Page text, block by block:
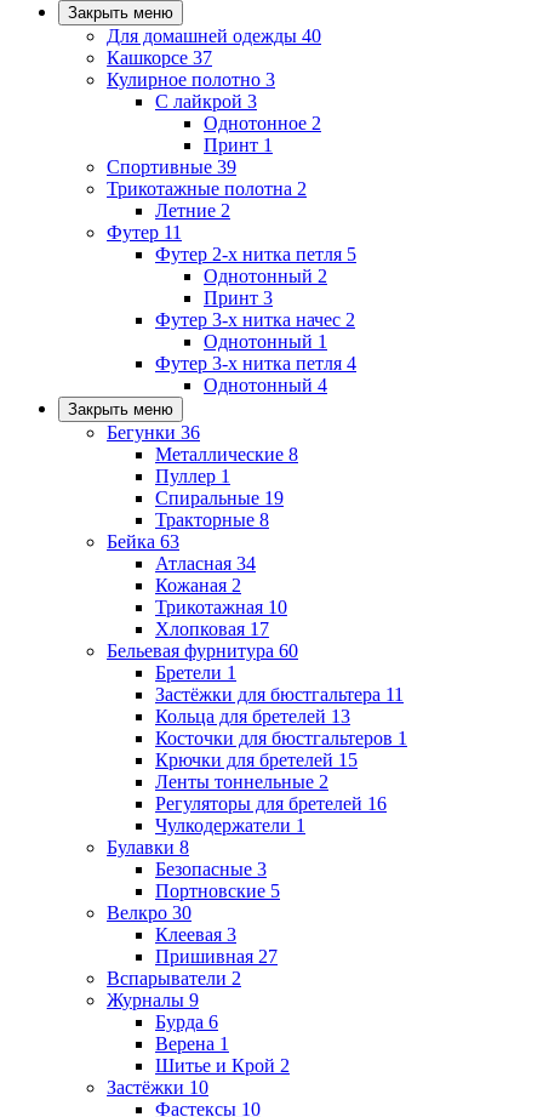
Закрыть меню
Для домашней одежды 40
Кашкорсе 37
Кулирное полотно 3
С лайкрой 3
Однотонное 2
Принт 1
Спортивные 39
Трикотажные полотна 2
Летние 2
Футер 11
Футер 2-х нитка петля 5
Однотонный 2
Принт 3
Футер 3-х нитка начес 2
Однотонный 1
Футер 3-х нитка петля 4
Однотонный 4
Закрыть меню
Бегунки 36
Металлические 8
Пуллер 1
Спиральные 19
Тракторные 8
Бейка 63
Атласная 34
Кожаная 2
Трикотажная 10
Хлопковая 17
Бельевая фурнитура 60
Бретели 1
Застёжки для бюстгальтера 11
Кольца для бретелей 13
Косточки для бюстгальтеров 1
Крючки для бретелей 15
Ленты тоннельные 2
Регуляторы для бретелей 16
Чулкодержатели 1
Булавки 8
Безопасные 3
Портновские 5
Велкро 30
Клеевая 3
Пришивная 27
Вспарыватели 2
Журналы 9
Бурда 6
Верена 1
Шитье и Крой 2
Застёжки 10
Фастексы 10